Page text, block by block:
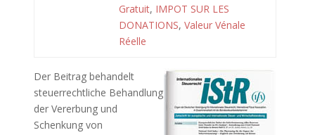
Gratuit, IMPOT SUR LES
DONATIONS, Valeur Vénale
Réelle
Der Beitrag behandelt
steuerrechtliche Behandlung
der Vererbung und
Schenkung von